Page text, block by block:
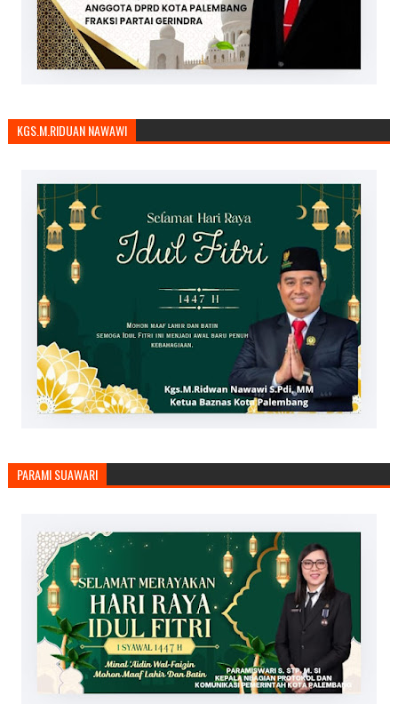
KGS.M.RIDUAN NAWAWI
PARAMI SUAWARI